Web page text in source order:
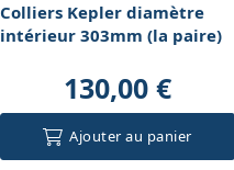
Colliers Kepler diamètre
intérieur 303mm (la paire)
130,00 €
Ajouter au panier